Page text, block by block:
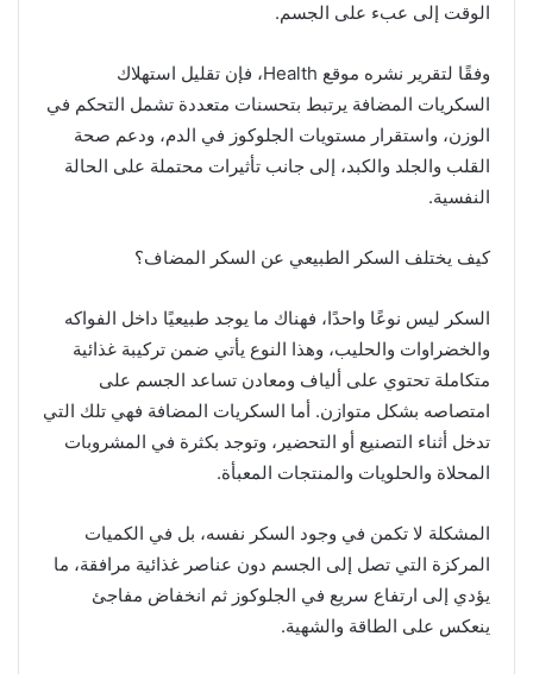
الوقت إلى عبء على الجسم.
وفقًا لتقرير نشره موقع Health، فإن تقليل استهلاك
السكريات المضافة يرتبط بتحسنات متعددة تشمل التحكم في
الوزن، واستقرار مستويات الجلوكوز في الدم، ودعم صحة
القلب والجلد والكبد، إلى جانب تأثيرات محتملة على الحالة
النفسية.
كيف يختلف السكر الطبيعي عن السكر المضاف؟
السكر ليس نوعًا واحدًا، فهناك ما يوجد طبيعيًا داخل الفواكه
والخضراوات والحليب، وهذا النوع يأتي ضمن تركيبة غذائية
متكاملة تحتوي على ألياف ومعادن تساعد الجسم على
امتصاصه بشكل متوازن. أما السكريات المضافة فهي تلك التي
تدخل أثناء التصنيع أو التحضير، وتوجد بكثرة في المشروبات
المحلاة والحلويات والمنتجات المعبأة.
المشكلة لا تكمن في وجود السكر نفسه، بل في الكميات
المركزة التي تصل إلى الجسم دون عناصر غذائية مرافقة، ما
يؤدي إلى ارتفاع سريع في الجلوكوز ثم انخفاض مفاجئ
ينعكس على الطاقة والشهية.